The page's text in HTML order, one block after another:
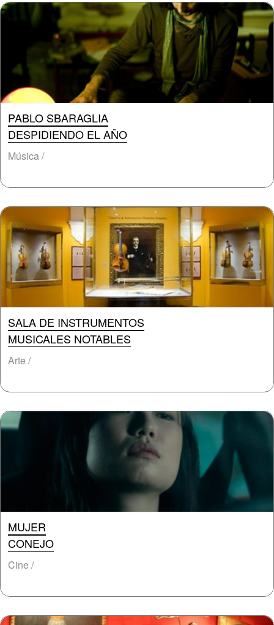
PABLO SBARAGLIA
DESPIDIENDO EL AÑO
Música /
SALA DE INSTRUMENTOS
MUSICALES NOTABLES
Arte /
MUJER
CONEJO
Cine /